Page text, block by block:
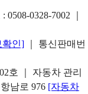
: 0508-0328-7002
확인]
｜ 통신판매번
호 ｜ 자동차 관리
남로 976 [자동차